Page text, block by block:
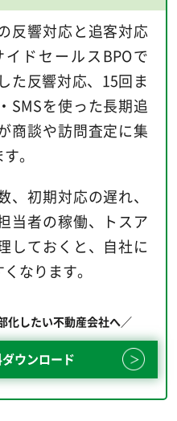
反響対応と追客対応
ドセールスBPOで
た反響対応、15回ま
SMSを使った長期追
商談や訪問査定に集
。
初期対応の遅れ、
当者の稼働、トスア
しておくと、自社に
なります。
化したい不動産会社へ／
ウンロード